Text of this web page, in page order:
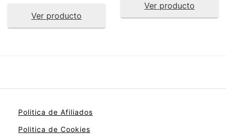
Ver producto
Ver producto
Politica de Afiliados
Politica de Cookies